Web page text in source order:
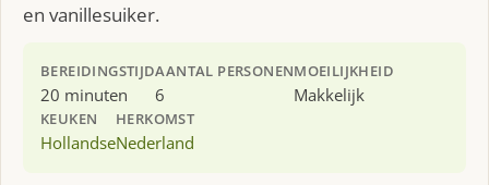
en vanillesuiker.
BEREIDINGSTIJD
20 minuten
AANTAL PERSONEN
6
MOEILIJKHEID
Makkelijk
KEUKEN
Hollandse
HERKOMST
Nederland